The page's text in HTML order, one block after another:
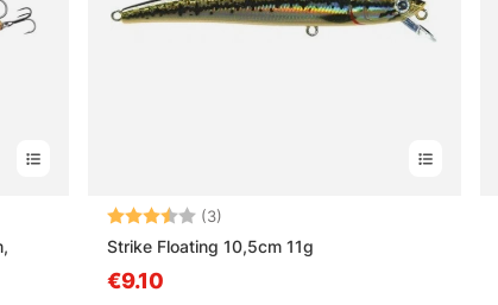
Beoordeling:(3)
Strike Floating 10,5cm 11g
€9.10